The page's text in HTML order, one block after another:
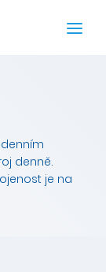
denně.
je na